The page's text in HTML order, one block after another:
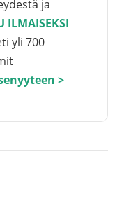
ja
ILMAISEKSI
yli 700
>